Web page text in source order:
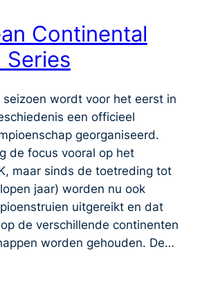
Continental
Series
seizoen wordt voor het eerst in
een officieel
georganiseerd.
de focus vooral op het
maar sinds de toetreding tot
jaar) worden nu ook
uitgereikt en dat
de verschillende continenten
worden gehouden. De…